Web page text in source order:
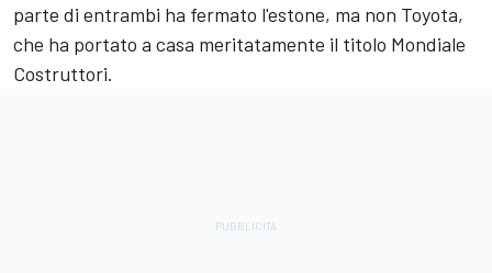
parte di entrambi ha fermato l'estone, ma non Toyota,
che ha portato a casa meritatamente il titolo Mondiale
Costruttori.